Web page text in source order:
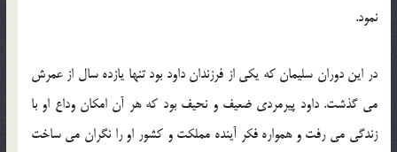
نمود.
در این دوران سلیمان كه یكی از فرزندان داود بود تنها یازده سال از عمرش
می گذشت. داود پیرمردی ضعیف و نحیف بود كه هر آن امكان وداع او با
زندگی می رفت و همواره فكر آینده مملكت و كشور او را نگران می ساخت